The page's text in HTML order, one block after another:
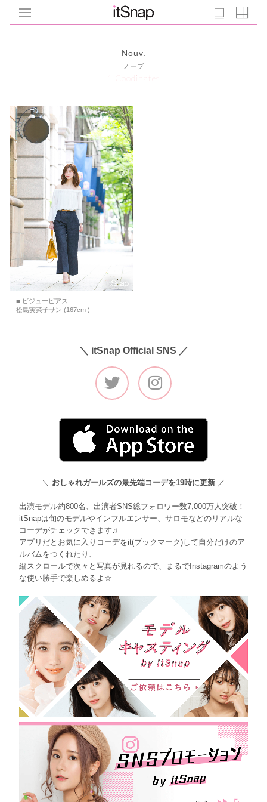
Nouv.
ノーブ
1 Coodinates
■ ビジューピアス
松島実菜子サン (167cm )
＼ itSnap Official SNS ／
＼ おしゃれガールズの最先端コーデを19時に更新 ／
出演モデル約800名、出演者SNS総フォロワー数7,000万人突破！
itSnapは旬のモデルやインフルエンサー、サロモなどのリアルな
コーデがチェックできます♫
アプリだとお気に入りコーデをit(ブックマーク)して自分だけのア
ルバムをつくれたり、
縦スクロールで次々と写真が見れるので、まるでInstagramのよう
な使い勝手で楽しめるよ☆